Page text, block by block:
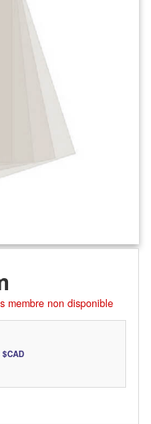
membre non disponible
$CAD